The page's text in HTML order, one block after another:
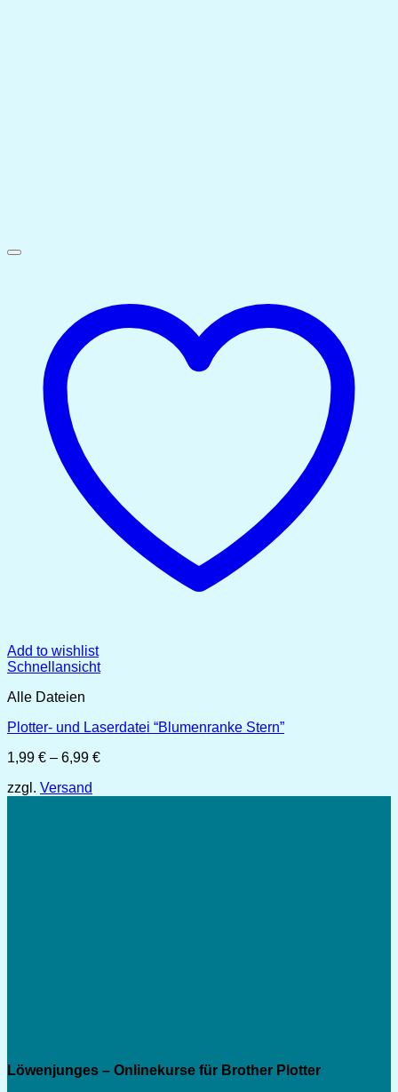
Add to wishlist
Schnellansicht
Alle Dateien
Plotter- und Laserdatei “Blumenranke Stern”
1,99 € – 6,99 €Preisspanne:
zzgl. Versand
Löwenjunges – Onlinekurse für Brother Plotter